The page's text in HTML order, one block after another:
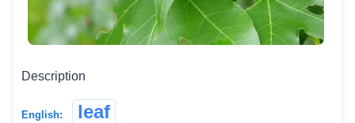
Description
English: leaf